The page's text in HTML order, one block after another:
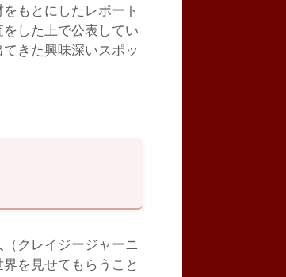
もとにしたレポート
した上で公表してい
きた興味深いスポッ
クレイジージャーニ
を見せてもらうこと